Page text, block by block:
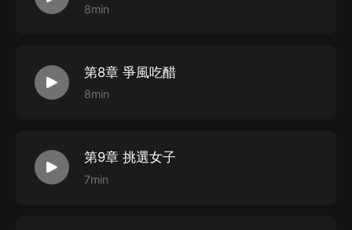
8min
第8章 爭風吃醋
8min
第9章 挑選女子
7min